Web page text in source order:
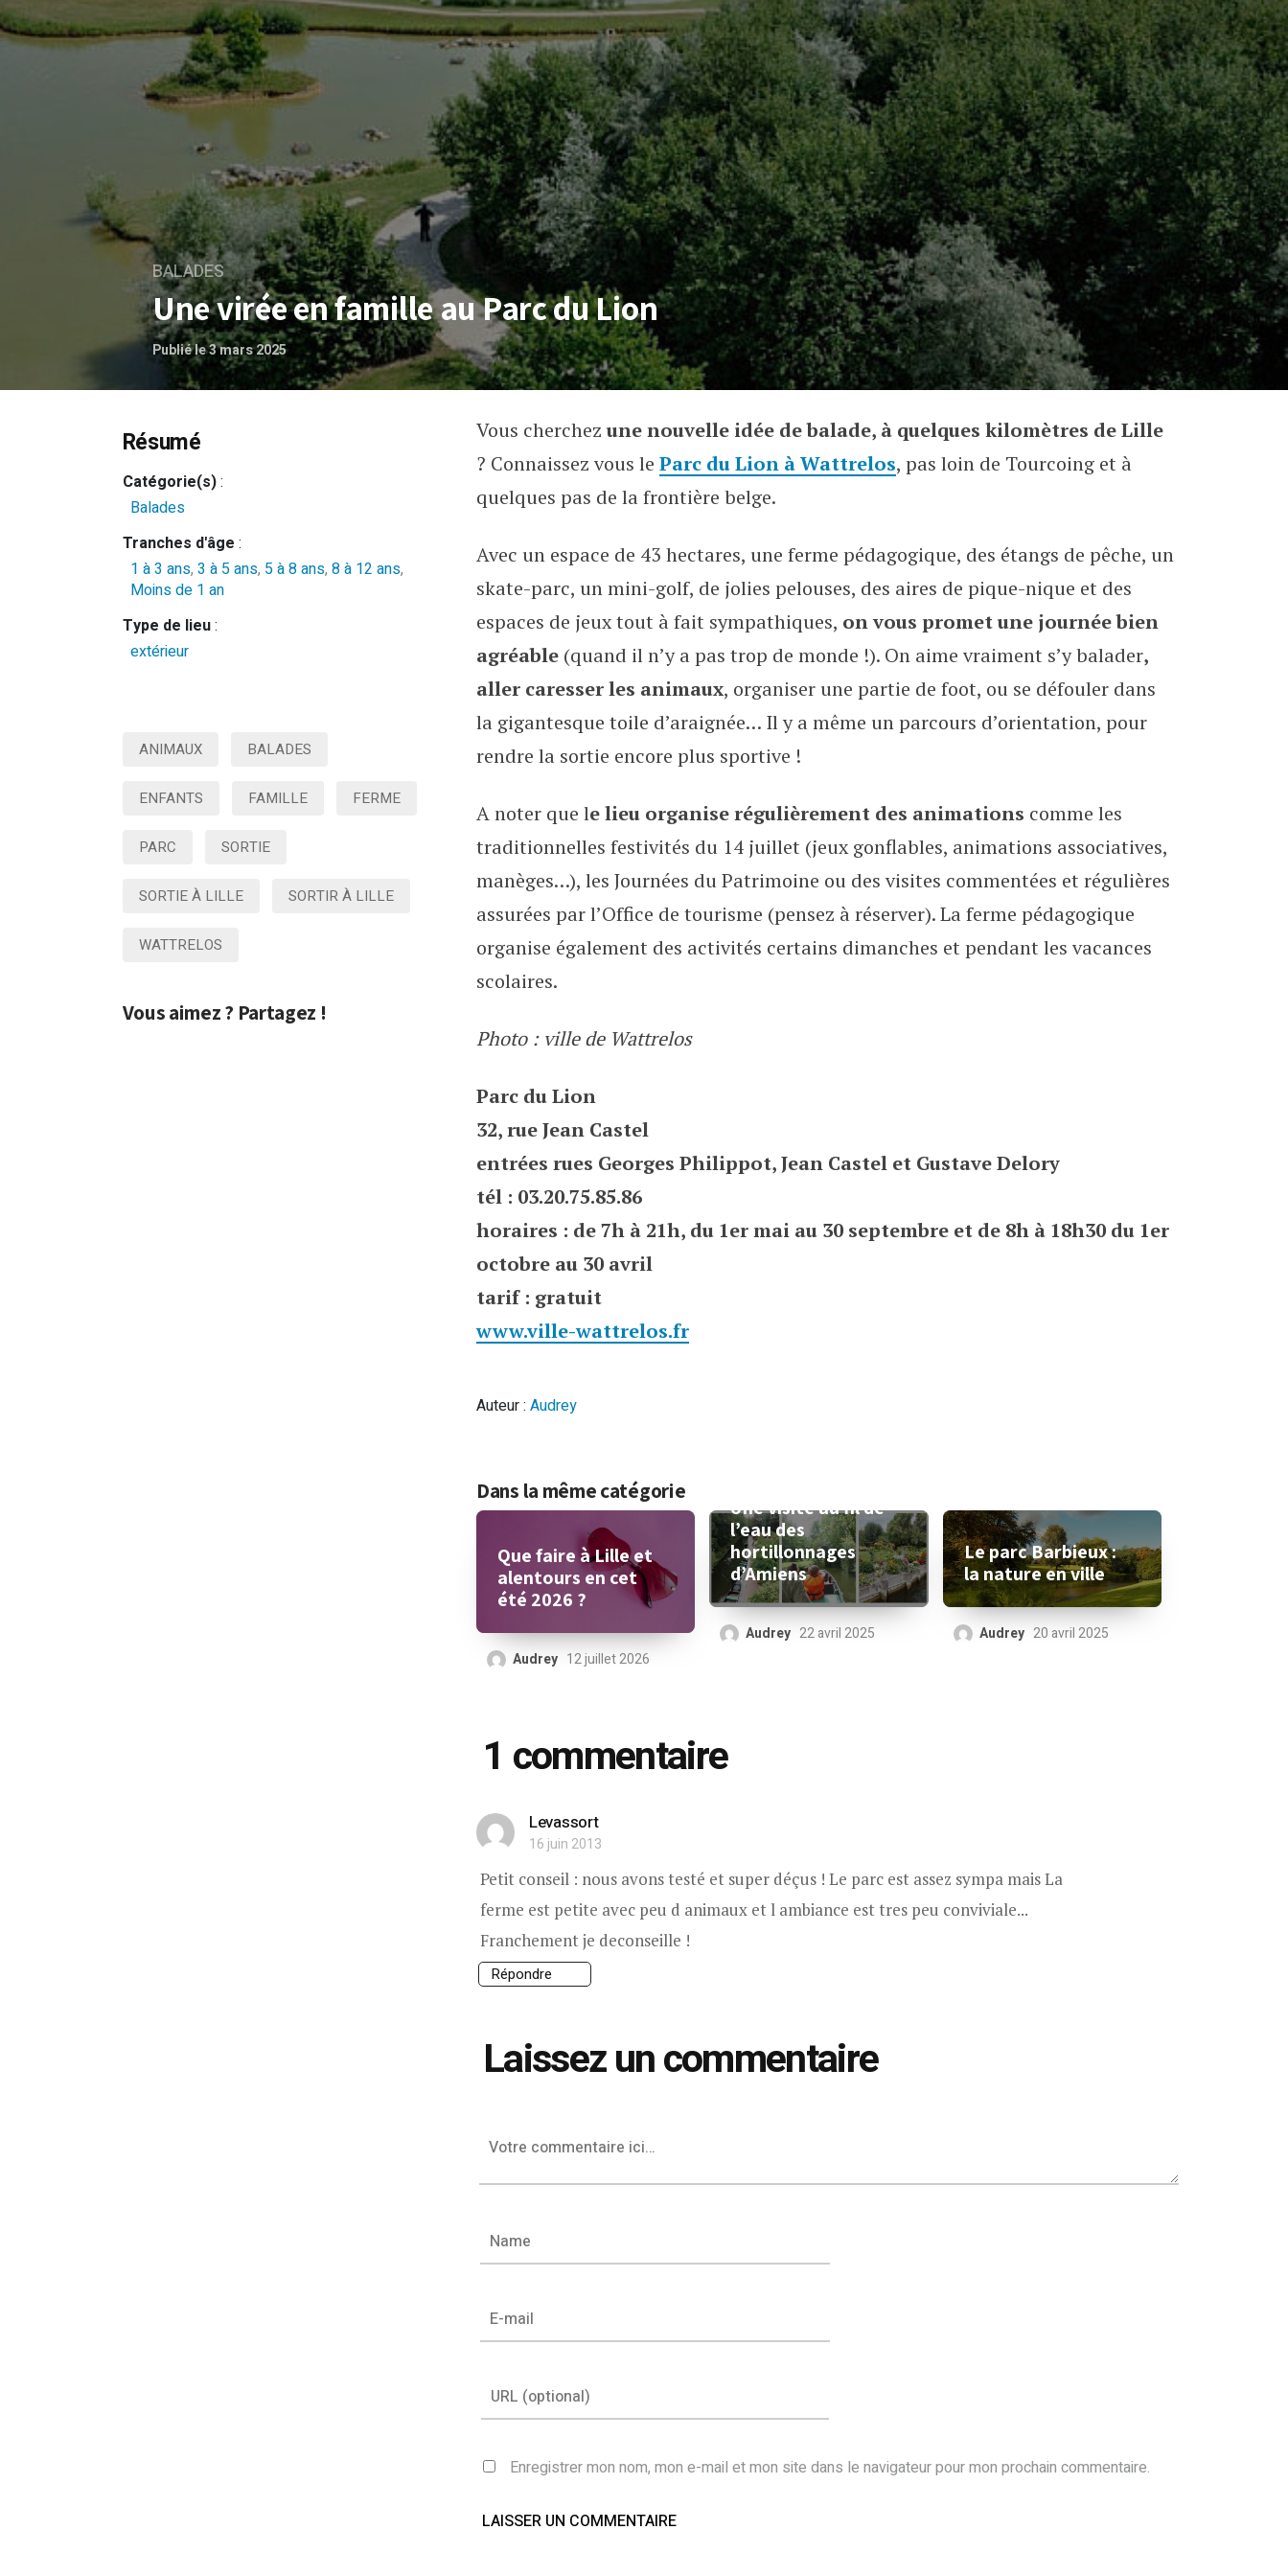
BALADES
Une virée en famille au Parc du Lion
Publié le 3 mars 2025
Une virée en famille au Parc du Lion
Vous cherchez une nouvelle idée de balade, à quelques kilomètres de Lille
? Connaissez vous le Parc du Lion à Wattrelos, pas loin de Tourcoing et à
quelques pas de la frontière belge.
Avec un espace de 43 hectares, une ferme pédagogique, des étangs de pêche, un
skate-parc, un mini-golf, de jolies pelouses, des aires de pique-nique et des
espaces de jeux tout à fait sympathiques, on vous promet une journée bien
agréable (quand il n’y a pas trop de monde !). On aime vraiment s’y balader,
aller caresser les animaux, organiser une partie de foot, ou se défouler dans
la gigantesque toile d’araignée… Il y a même un parcours d’orientation, pour
rendre la sortie encore plus sportive !
A noter que le lieu organise régulièrement des animations comme les
traditionnelles festivités du 14 juillet (jeux gonflables, animations associatives,
manèges…), les Journées du Patrimoine ou des visites commentées et régulières
assurées par l’Office de tourisme (pensez à réserver). La ferme pédagogique
organise également des activités certains dimanches et pendant les vacances
scolaires.
Photo : ville de Wattrelos
Parc du Lion
32, rue Jean Castel
entrées rues Georges Philippot, Jean Castel et Gustave Delory
tél : 03.20.75.85.86
horaires : de 7h à 21h, du 1er mai au 30 septembre et de 8h à 18h30 du 1er
octobre au 30 avril
tarif : gratuit
www.ville-wattrelos.fr
Auteur : Audrey
Résumé
Catégorie(s):
Balades
Tranches d'âge :
1 à 3 ans, 3 à 5 ans, 5 à 8 ans, 8 à 12 ans,
Moins de 1 an
Type de lieu:
extérieur
ANIMAUX BALADES
ENFANTS FAMILLE FERME
PARC SORTIE
SORTIE À LILLE SORTIR À LILLE
WATTRELOS
Vous aimez ? Partagez !
Dans la même catégorie
Que faire à Lille et
alentours en cet
été 2026 ?
Audrey 12 juillet 2026
Une visite au fil de
l’eau des
hortillonnages
d’Amiens
Audrey 22 avril 2025
Le parc Barbieux :
la nature en ville
Audrey 20 avril 2025
1 commentaire
Levassort
16 juin 2013
Petit conseil : nous avons testé et super déçus ! Le parc est assez sympa mais La
ferme est petite avec peu d animaux et l ambiance est tres peu conviviale...
Franchement je deconseille !
Répondre
Laissez un commentaire
Enregistrer mon nom, mon e-mail et mon site dans le navigateur pour mon prochain commentaire.